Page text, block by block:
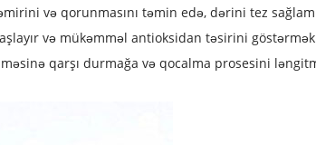
və qorunmasını təmin edə, dərini tez
və mükəmməl antioksidan təsirini
qarşı durmağa və qocalma prosesini